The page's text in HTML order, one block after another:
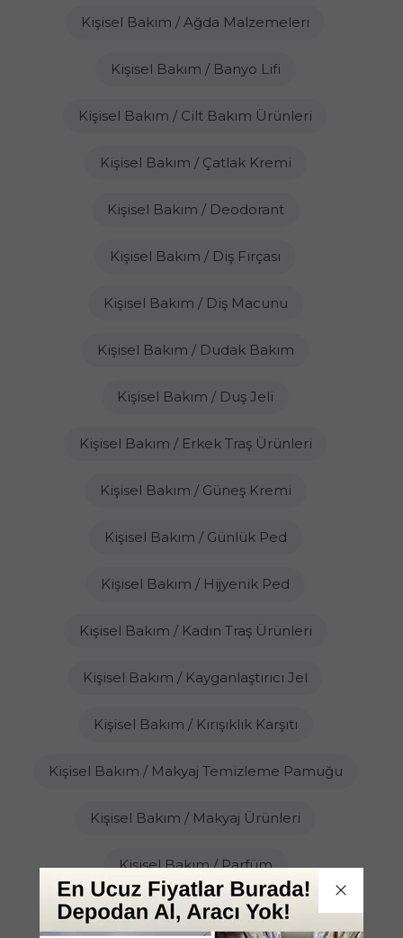
Kişisel Bakım / Ağda Malzemeleri
Kişisel Bakım / Banyo Lifi
Kişisel Bakım / Cilt Bakım Ürünleri
Kişisel Bakım / Çatlak Kremi
Kişisel Bakım / Deodorant
Kişisel Bakım / Diş Fırçası
Kişisel Bakım / Diş Macunu
Kişisel Bakım / Dudak Bakım
Kişisel Bakım / Duş Jeli
Kişisel Bakım / Erkek Traş Ürünleri
Kişisel Bakım / Güneş Kremi
Kişisel Bakım / Günlük Ped
Kişisel Bakım / Hijyenik Ped
Kişisel Bakım / Kadın Traş Ürünleri
Kişisel Bakım / Kayganlaştırıcı Jel
Kişisel Bakım / Kırışıklık Karşıtı
Kişisel Bakım / Makyaj Temizleme Pamuğu
Kişisel Bakım / Makyaj Ürünleri
Kişisel Bakım / Parfüm
Kişisel Bakım / Prezervatif